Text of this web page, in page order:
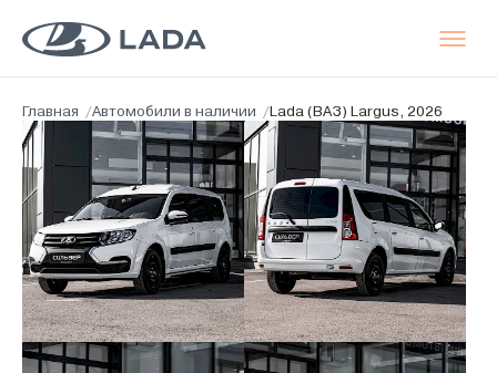
Главная /Автомобили в наличии / Lada (ВАЗ) Largus, 2026